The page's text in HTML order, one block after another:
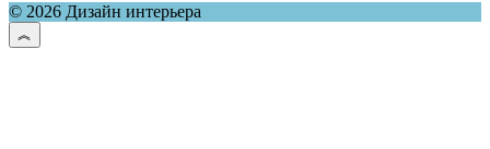
© 2026 Дизайн интерьера